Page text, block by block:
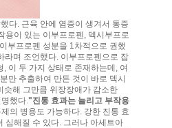
다. 근육 안에 염증이 생겨서 통증
용이 있는 이부프로펜, 덱시부프로
부프로펜 성분을 1차적으로 권했
라며 조언했다. 이부프로펜으로 잡
이 두 가지 상태로 존재하는데, 여
만 추출하여 만든 것이 바로 덱시
슷해 그만큼 위장장애가 감소한
했다."진통 효과는 늘리고 부작용
의 병용도 가능하다. 강한 진통 효
심해질 수 있다. 그러나 아세트아